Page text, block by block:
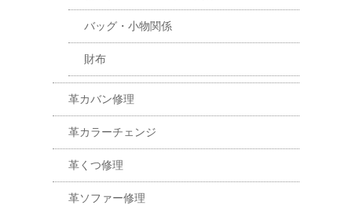
バッグ・小物関係
財布
革カバン修理
革カラーチェンジ
革くつ修理
革ソファー修理